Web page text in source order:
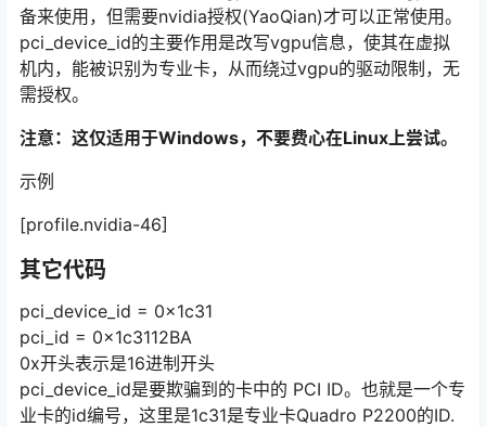
备来使用，但需要nvidia授权(YaoQian)才可以正常使用。
pci_device_id的主要作用是改写vgpu信息，使其在虚拟
机内，能被识别为专业卡，从而绕过vgpu的驱动限制，无
需授权。
注意：这仅适用于Windows，不要费心在Linux上尝试。
示例
[profile.nvidia-46]
其它代码
pci_device_id = 0x1c31
pci_id = 0x1c3112BA
0x开头表示是16进制开头
pci_device_id是要欺骗到的卡中的 PCI ID。也就是一个专
业卡的id编号，这里是1c31是专业卡Quadro P2200的ID.